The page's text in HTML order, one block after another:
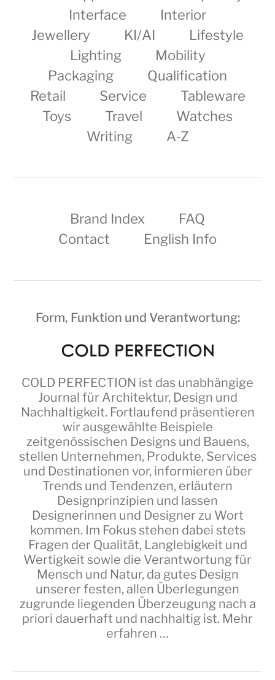
Interface
Interior
Jewellery
KI/AI
Lifestyle
Lighting
Mobility
Packaging
Qualification
Retail
Service
Tableware
Toys
Travel
Watches
Writing
A-Z
Brand Index
FAQ
Contact
English Info
Form, Funktion und Verantwortung:
COLD PERFECTION ist das unabhängige
Journal für Architektur, Design und
Nachhaltigkeit. Fortlaufend präsentieren
wir ausgewählte Beispiele
zeitgenössischen Designs und Bauens,
stellen Unternehmen, Produkte, Services
und Destinationen vor, informieren über
Trends und Tendenzen, erläutern
Designprinzipien und lassen
Designerinnen und Designer zu Wort
kommen. Im Fokus stehen dabei stets
Fragen der Qualität, Langlebigkeit und
Wertigkeit sowie die Verantwortung für
Mensch und Natur, da gutes Design
unserer festen, allen Überlegungen
zugrunde liegenden Überzeugung nach a
priori dauerhaft und nachhaltig ist. Mehr
erfahren …